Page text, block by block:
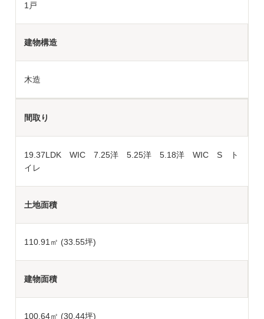
1戸
建物構造
木造
間取り
19.37LDK WIC 7.25洋 5.25洋 5.18洋 WIC S ト
イレ
土地面積
110.91 ㎡ (33.55坪)
建物面積
100.64㎡ (30.44坪)